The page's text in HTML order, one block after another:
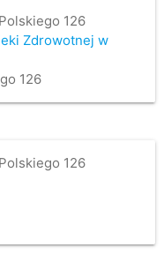
126
Zdrowotnej w
126
126